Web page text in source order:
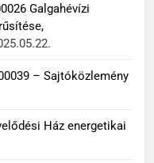
Galgahévízi
– Sajtóközlemény
Ház energetikai